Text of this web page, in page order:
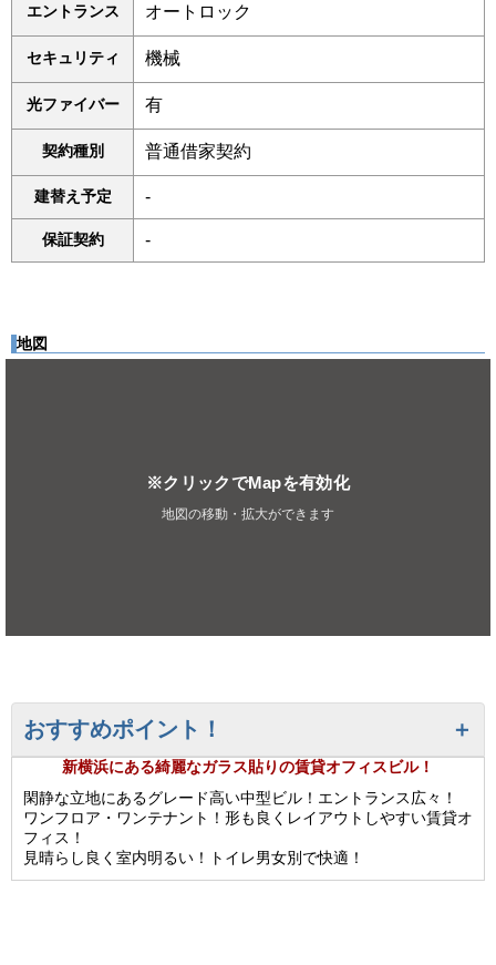
エントランス オートロック
セキュリティ 機械
光ファイバー 有
契約種別 普通借家契約
建替え予定 -
保証契約 -
地図
※クリックでMapを有効化
地図の移動・拡大ができます
おすすめポイント！
新横浜にある綺麗なガラス貼りの賃貸オフィスビル！
閑静な立地にあるグレード高い中型ビル！エントランス広々！
ワンフロア・ワンテナント！形も良くレイアウトしやすい賃貸オ
フィス！
見晴らし良く室内明るい！トイレ男女別で快適！